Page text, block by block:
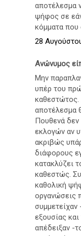
αποτέλεσμα
ψήφος σε
κόμματα που
28
Ανώνυμος
Μην
υπέρ του
καθεστώτος.
αποτέλεσμα
Πουθενά
εκλογών αν
ακριβώς
διάφορους
κατακλύζει
καθεστώς.
καθολική
οργανώσεις
εξουσίας
απέδειξαν -